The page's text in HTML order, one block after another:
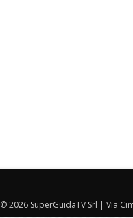
© 2026 SuperGuidaTV Srl | Via